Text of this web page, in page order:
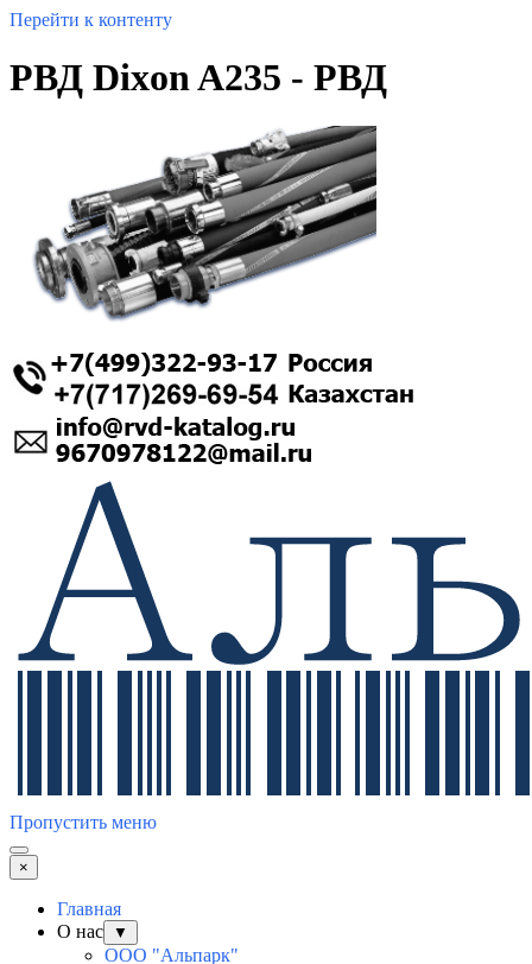
Перейти к контенту
РВД Dixon A235 - РВД
Пропустить меню
×
Главная
О нас
▼
ООО "Альпарк"